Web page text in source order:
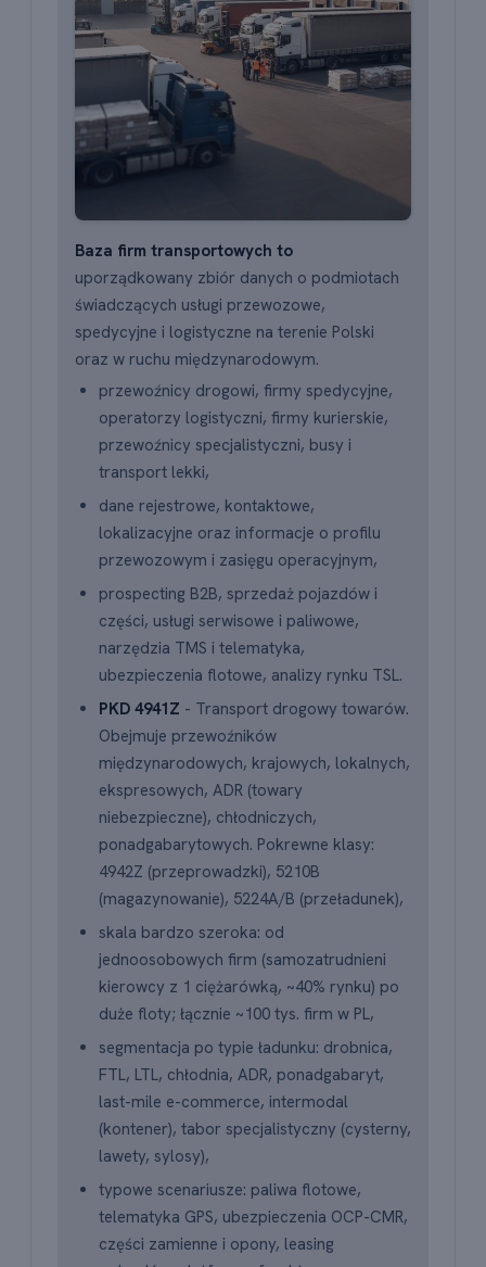
Baza firm transportowych to
uporządkowany zbiór danych o podmiotach
świadczących usługi przewozowe,
spedycyjne i logistyczne na terenie Polski
oraz w ruchu międzynarodowym.
przewoźnicy drogowi, firmy spedycyjne,
operatorzy logistyczni, firmy kurierskie,
przewoźnicy specjalistyczni, busy i
transport lekki,
dane rejestrowe, kontaktowe,
lokalizacyjne oraz informacje o profilu
przewozowym i zasięgu operacyjnym,
prospecting B2B, sprzedaż pojazdów i
części, usługi serwisowe i paliwowe,
narzędzia TMS i telematyka,
ubezpieczenia flotowe, analizy rynku TSL.
PKD 4941Z - Transport drogowy towarów.
Obejmuje przewoźników
międzynarodowych, krajowych, lokalnych,
ekspresowych, ADR (towary
niebezpieczne), chłodniczych,
ponadgabarytowych. Pokrewne klasy:
4942Z (przeprowadzki), 5210B
(magazynowanie), 5224A/B (przeładunek),
skala bardzo szeroka: od
jednoosobowych firm (samozatrudnieni
kierowcy z 1 ciężarówką, ~40% rynku) po
duże floty; łącznie ~100 tys. firm w PL,
segmentacja po typie ładunku: drobnica,
FTL, LTL, chłodnia, ADR, ponadgabaryt,
last-mile e-commerce, intermodal
(kontener), tabor specjalistyczny (cysterny,
lawety, sylosy),
typowe scenariusze: paliwa flotowe,
telematyka GPS, ubezpieczenia OCP-CMR,
części zamienne i opony, leasing